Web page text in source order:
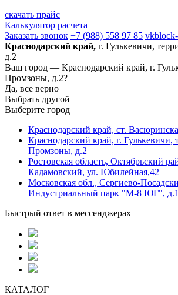
скачать прайс
Калькулятор расчета
Заказать звонок +7 (988) 558 97 85
Краснодарский край, г. Гулькевичи,
д.2
Ваш город — Краснодарский край, г.
Промзоны, д.2?
Да, все верно
Выбрать другой
Выберите город
Краснодарский край, ст.
Краснодарский край, г. Гулькевичи,
Промзоны, д.2
Ростовская область, Октябрьский
Кадамовский, ул. Юбилейная,42
Московская обл., Сергиево-
Индустриальный парк "М-8 ЮГ", д.1
Быстрый ответ в мессенджерах
КАТАЛОГ